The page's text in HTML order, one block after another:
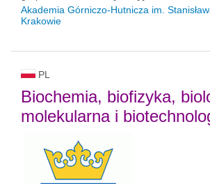
Akademia Górniczo-Hutnicza im.
Krakowie
PL
Biochemia, biofizyka,
molekularna i